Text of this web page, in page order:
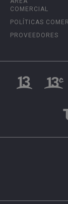
COMERCIAL
POLÍTICAS
PROVEEDORES